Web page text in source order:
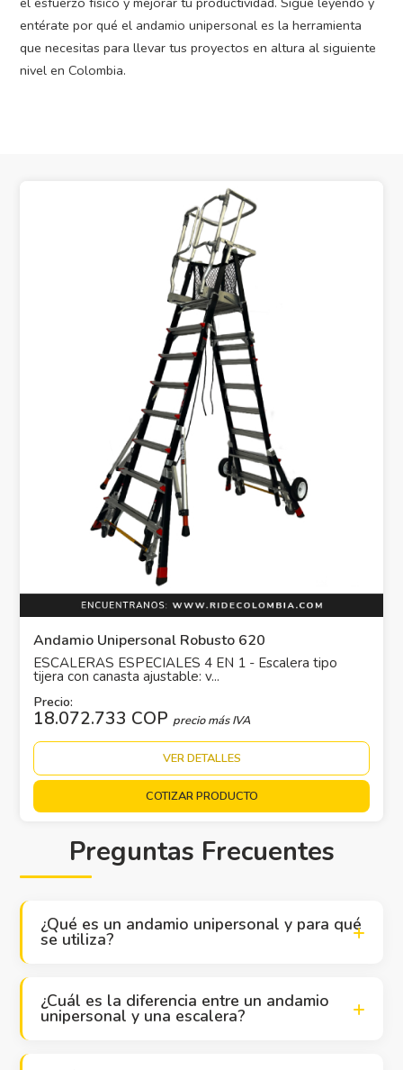
entérate por qué el andamio unipersonal es la herramienta
que necesitas para llevar tus proyectos en altura al siguiente
nivel en Colombia.
Andamio Unipersonal Robusto 620
ESCALERAS ESPECIALES 4 EN 1 - Escalera tipo
tijera con canasta ajustable: v...
Precio:
18.072.733 COPprecio más IVA
VER DETALLES
COTIZAR PRODUCTO
Preguntas Frecuentes
¿Qué es un andamio unipersonal y para qué
se utiliza?
estructura ligera y compacta diseñada para que realice
trabajos en altura de forma segura y eficiente. Se
¿Cuál es la diferencia entre un andamio
unipersonal y una escalera?